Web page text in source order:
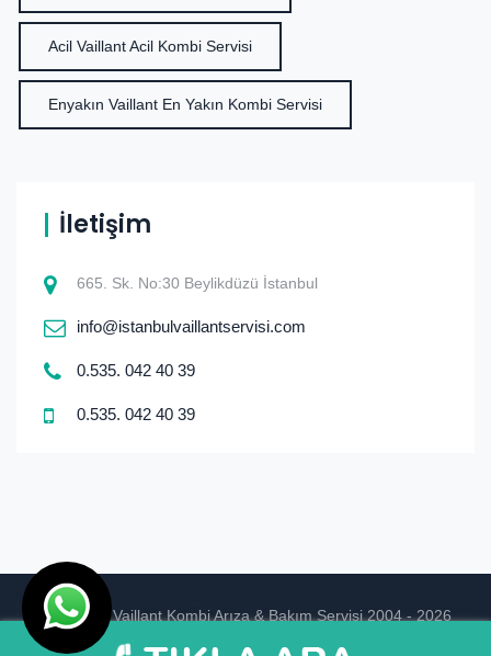
Acil Vaillant Acil Kombi Servisi
Enyakın Vaillant En Yakın Kombi Servisi
İletişim
665. Sk. No:30 Beylikdüzü İstanbul
info@istanbulvaillantservisi.com
0.535. 042 40 39
0.535. 042 40 39
© istanbul Vaillant Kombi Arıza & Bakım Servisi 2004 - 2026
Tasarım Ankara Hosting